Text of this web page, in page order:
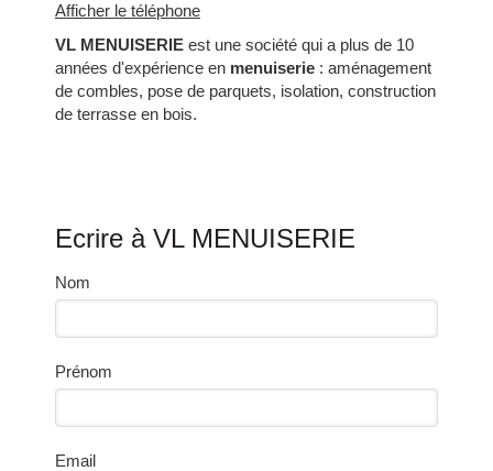
Afficher le téléphone
VL MENUISERIE est une société qui a plus de 10
années d'expérience en menuiserie : aménagement
de combles, pose de parquets, isolation, construction
de terrasse en bois.
Ecrire à VL MENUISERIE
Nom
Prénom
Email